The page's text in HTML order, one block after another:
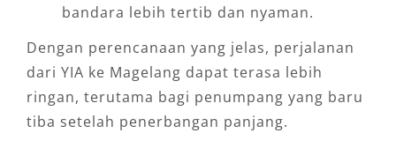
bandara lebih tertib dan nyaman.
Dengan perencanaan yang jelas, perjalanan
dari YIA ke Magelang dapat terasa lebih
ringan, terutama bagi penumpang yang baru
tiba setelah penerbangan panjang.